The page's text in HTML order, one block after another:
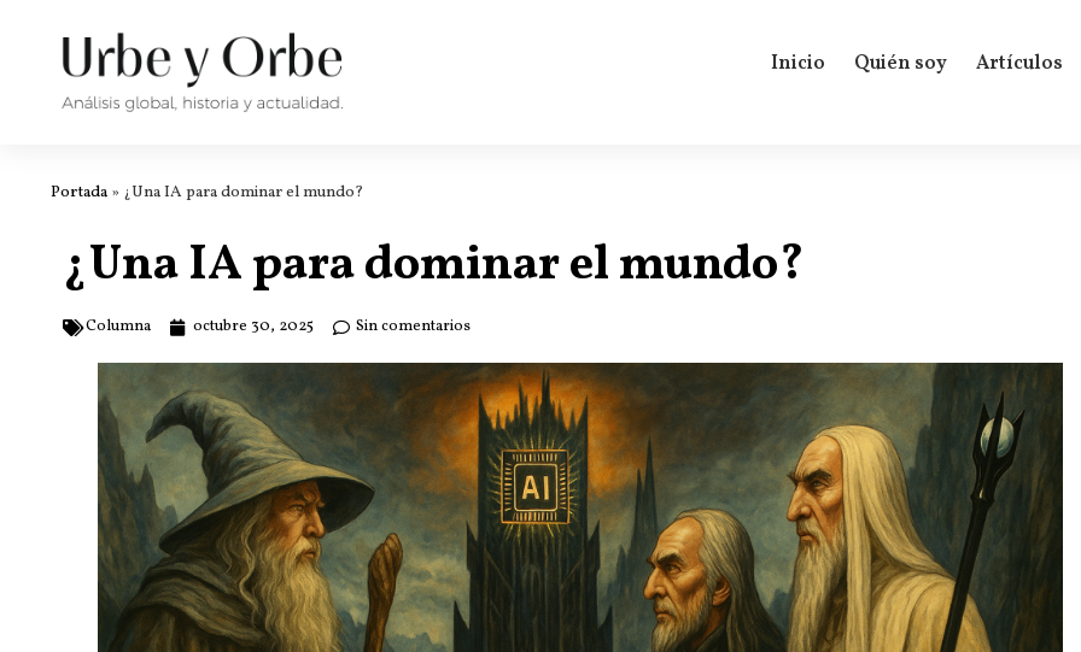
Inicio Quién soy Artículos
Portada » ¿Una IA para dominar el mundo?
¿Una IA para dominar el mundo?
Columna octubre 30, 2025 Sin comentarios